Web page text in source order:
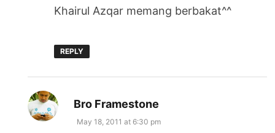
Khairul Azqar memang berbakat^^
REPLY
Bro Framestone
May 18, 2011 at 6:30 pm